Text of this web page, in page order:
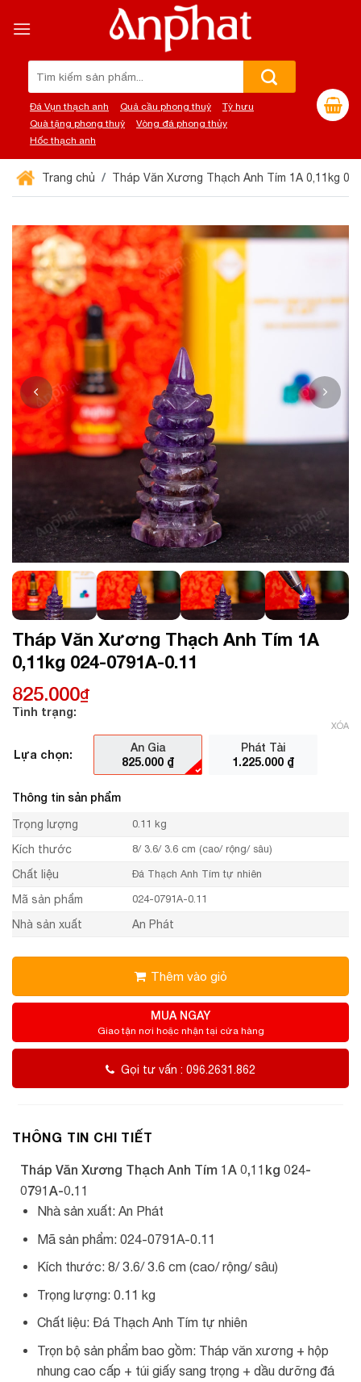
đến
Đá Vụn thạch anh Quả cầu phong thuỷ
Tỳ hưu
Quà tặng phong thuỷ
Vòng đá phong thủy
Hốc thạch anh
Trang chủ Tháp Văn Xương Thạch Anh Tím 1A 0,11kg
Tháp Văn Xương Thạch Anh Tím 1A
0,11kg 024-0791A-0.11
825.000₫
Tình trạng:
Lựa chọn:
An Gia
825.000 ₫
Phát Tài
1.225.000 ₫
XÓA
Thông tin sản phẩm
Trọng lượng 0.11 kg
Kích thước 8/ 3.6/ 3.6 cm (cao/ rộng/ sâu)
Chất liệu Đá Thạch Anh Tím tự nhiên
Mã sản phẩm 024-0791A-0.11
Nhà sản xuất An Phát
Thêm vào giỏ
MUA NGAY
Giao tận nơi hoặc nhận tại cửa hàng
Gọi tư vấn : 096.2631.862
THÔNG TIN CHI TIẾT
Tháp Văn Xương Thạch Anh Tím 1A 0,11kg 024-
0791A-0.11
Nhà sản xuất: An Phát
Mã sản phẩm: 024-0791A-0.11
Kích thước: 8/ 3.6/ 3.6 cm (cao/ rộng/ sâu)
Trọng lượng: 0.11 kg
Chất liệu: Đá Thạch Anh Tím tự nhiên
Trọn bộ sản phẩm bao gồm: Tháp văn xương + hộp
nhung cao cấp + túi giấy sang trọng + dầu dưỡng đá